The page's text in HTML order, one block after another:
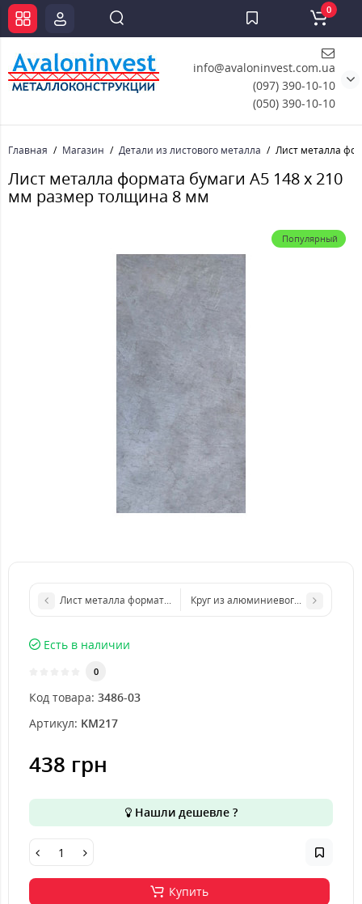
info@avaloninvest.com.ua
(097) 390-10-10
(050) 390-10-10
0
Главная Магазин Детали из листового металла Лист металла
Лист металла формата бумаги А5 148 х 210
мм размер толщина 8 мм
Популярный
Лист металла формата бумаги А4 210 х 297 мм размер
Круг из алюминиевого листа d
Есть в наличии
0
Код товара: 3486-03
Артикул: KM217
438 грн
Нашли дешевле ?
Купить